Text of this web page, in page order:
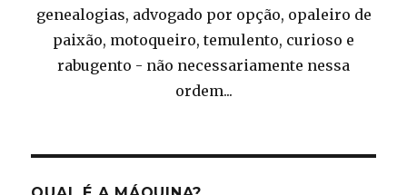
genealogias, advogado por opção, opaleiro de
paixão, motoqueiro, temulento, curioso e
rabugento - não necessariamente nessa
ordem...